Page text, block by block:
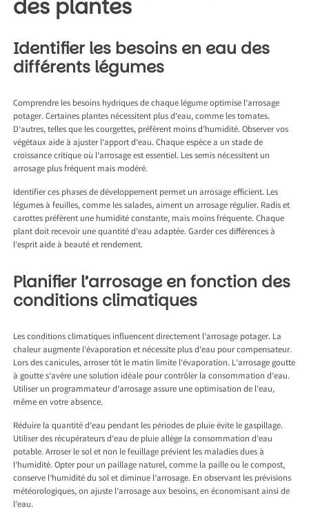
des plantes
Identifier les besoins en eau des
différents légumes
Comprendre les besoins hydriques de chaque légume optimise l’arrosage
potager. Certaines plantes nécessitent plus d’eau, comme les tomates.
D’autres, telles que les courgettes, préfèrent moins d’humidité. Observer vos
végétaux aide à ajuster l’apport d’eau. Chaque espèce a un stade de
croissance critique où l’arrosage est essentiel. Les semis nécessitent un
arrosage plus fréquent mais modéré.
Identifier ces phases de développement permet un arrosage efficient. Les
légumes à feuilles, comme les salades, aiment un arrosage régulier. Radis et
carottes préfèrent une humidité constante, mais moins fréquente. Chaque
plant doit recevoir une quantité d’eau adaptée. Garder ces différences à
l’esprit aide à beauté et rendement.
Planifier l’arrosage en fonction des
conditions climatiques
Les conditions climatiques influencent directement l’arrosage potager. La
chaleur augmente l’évaporation et nécessite plus d’eau pour compensateur.
Lors des canicules, arroser tôt le matin limite l’évaporation. L’arrosage goutte
à goutte s’avère une solution idéale pour contrôler la consommation d’eau.
Utiliser un programmateur d’arrosage assure une optimisation de l’eau,
même en votre absence.
Réduire la quantité d’eau pendant les périodes de pluie évite le gaspillage.
Utiliser des récupérateurs d’eau de pluie allège la consommation d’eau
potable. Arroser le sol et non le feuillage prévient les maladies dues à
l’humidité. Opter pour un paillage naturel, comme la paille ou le compost,
conserve l’humidité du sol et diminue l’arrosage. En observant les prévisions
météorologiques, on ajuste l’arrosage aux besoins, en économisant ainsi de
l’eau.